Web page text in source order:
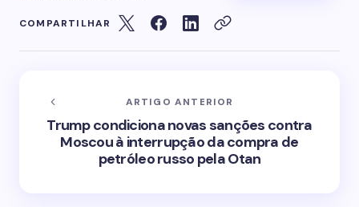
COMPARTILHAR
ARTIGO ANTERIOR
Trump condiciona novas sanções contra
Moscou à interrupção da compra de
petróleo russo pela Otan